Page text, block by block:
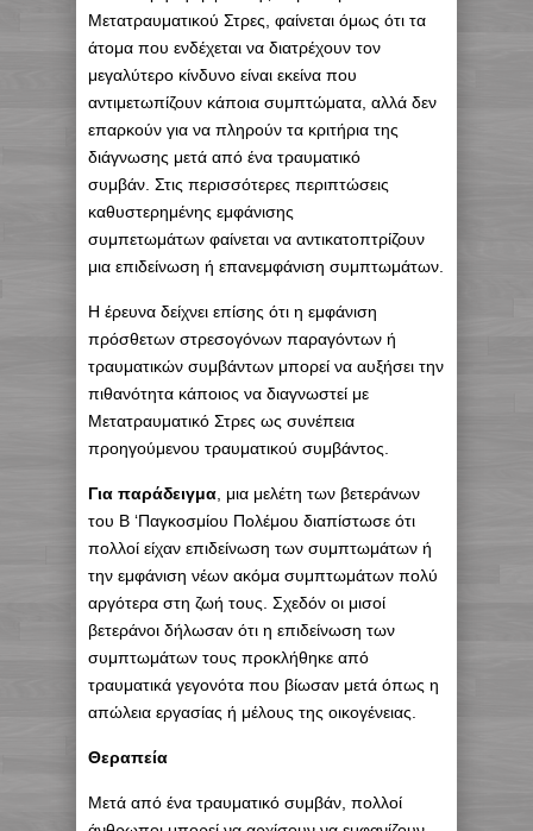
Μετατραυματικού Στρες, φαίνεται όμως ότι τα
άτομα που ενδέχεται να διατρέχουν τον
μεγαλύτερο κίνδυνο είναι εκείνα που
αντιμετωπίζουν κάποια συμπτώματα, αλλά δεν
επαρκούν για να πληρούν τα κριτήρια της
διάγνωσης μετά από ένα τραυματικό
συμβάν. Στις περισσότερες περιπτώσεις
καθυστερημένης εμφάνισης
συμπετωμάτων φαίνεται να αντικατοπτρίζουν
μια επιδείνωση ή επανεμφάνιση συμπτωμάτων.
Η έρευνα δείχνει επίσης ότι η εμφάνιση
πρόσθετων στρεσογόνων παραγόντων ή
τραυματικών συμβάντων μπορεί να αυξήσει την
πιθανότητα κάποιος να διαγνωστεί με
Μετατραυματικό Στρες ως συνέπεια
προηγούμενου τραυματικού συμβάντος.
Για παράδειγμα , μια μελέτη των βετεράνων
του Β ‘Παγκοσμίου Πολέμου διαπίστωσε ότι
πολλοί είχαν επιδείνωση των συμπτωμάτων ή
την εμφάνιση νέων ακόμα συμπτωμάτων πολύ
αργότερα στη ζωή τους. Σχεδόν οι μισοί
βετεράνοι δήλωσαν ότι η επιδείνωση των
συμπτωμάτων τους προκλήθηκε από
τραυματικά γεγονότα που βίωσαν μετά όπως η
απώλεια εργασίας ή μέλους της οικογένειας.
Θεραπεία
Μετά από ένα τραυματικό συμβάν, πολλοί